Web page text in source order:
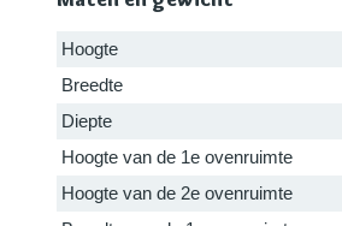
Hoogte
Breedte
Diepte
Hoogte van de 1e ovenruimte
Hoogte van de 2e ovenruimte